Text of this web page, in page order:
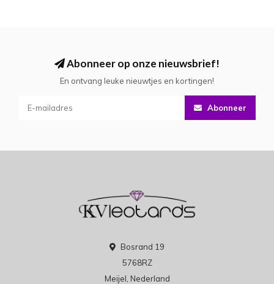
Abonneer op onze nieuwsbrief!
En ontvang leuke nieuwtjes en kortingen!
Abonneer
Bosrand 19
5768RZ
Meijel, Nederland